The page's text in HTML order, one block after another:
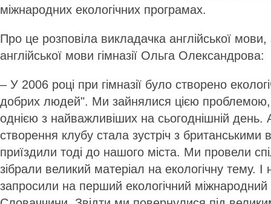
міжнародних екологічних програмах.
Про це розповіла викладачка англійської
англійської мови гімназії Ольга Олександрова:
– У 2006 році при гімназії було створено
добрих людей". Ми зайнялися цією
однією з найважливіших на сьогоднішній
створення клубу стала зустріч з британськими
приїздили тоді до нашого міста. Ми провели
зібрали великий матеріал на екологічну тему.
запросили на перший екологічний